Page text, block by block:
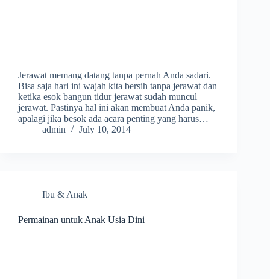
Jerawat memang datang tanpa pernah Anda sadari.
Bisa saja hari ini wajah kita bersih tanpa jerawat dan
ketika esok bangun tidur jerawat sudah muncul
jerawat. Pastinya hal ini akan membuat Anda panik,
apalagi jika besok ada acara penting yang harus…
admin
July 10, 2014
Ibu & Anak
Permainan untuk Anak Usia Dini